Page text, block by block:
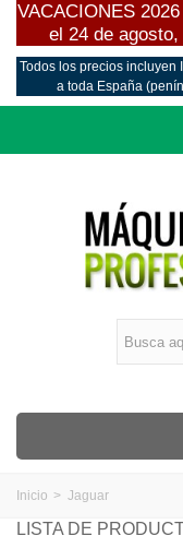
VACACIONES
el 24 de
Todos los precios incluyen
a toda España
Inicio > Jaguar
LISTA DE